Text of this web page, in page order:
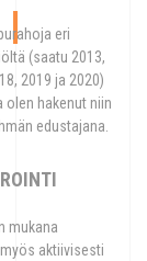
eri
(saatu 2013,
2019 ja 2020)
olen hakenut niin
edustajana.
mukana
aktiivisesti